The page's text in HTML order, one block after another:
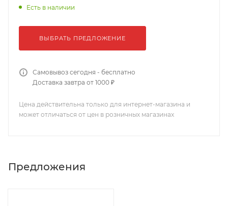
Есть в наличии
ВЫБРАТЬ ПРЕДЛОЖЕНИЕ
Самовывоз сегодня - бесплатно
Доставка завтра от 1000 ₽
Цена действительна только для интернет-магазина и
может отличаться от цен в розничных магазинах
Предложения